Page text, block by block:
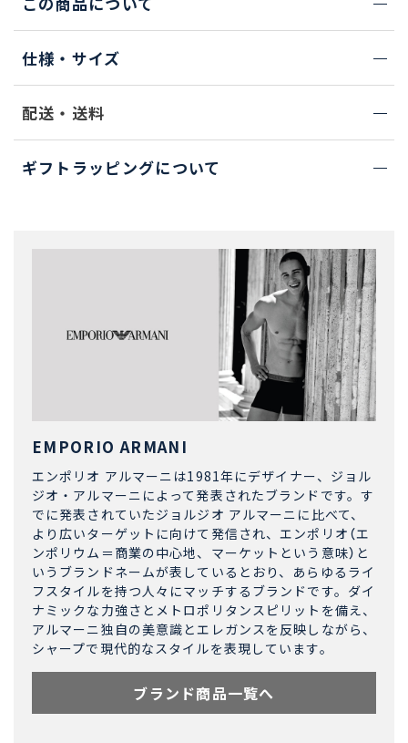
仕様・サイズ
配送・送料
ギフトラッピングについて
EMPORIO ARMANI
エンポリオ アルマーニは1981年にデザイナー、ジョル
ジオ・アルマーニによって発表されたブランドです。す
でに発表されていたジョルジオ アルマーニに比べて、
より広いターゲットに向けて発信され、エンポリオ（エ
ンポリウム＝商業の中心地、マーケットという意味）と
いうブランドネームが表しているとおり、あらゆるライ
フスタイルを持つ人々にマッチするブランドです。ダイ
ナミックな力強さとメトロポリタンスピリットを備え、
アルマーニ独自の美意識とエレガンスを反映しながら、
シャープで現代的なスタイルを表現しています。
ブランド商品一覧へ